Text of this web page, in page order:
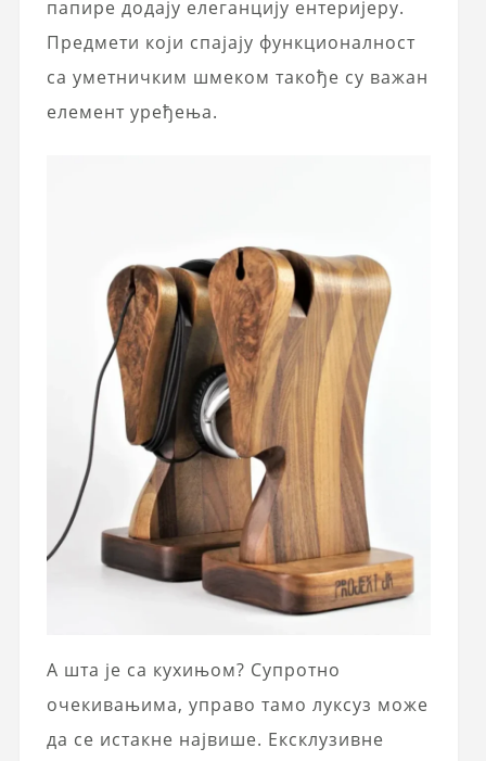
папире додају елеганцију ентеријеру.
Предмети који спајају функционалност
са уметничким шмеком такође су важан
елемент уређења.
А шта је са кухињом? Супротно
очекивањима, управо тамо луксуз може
да се истакне највише. Ексклузивне